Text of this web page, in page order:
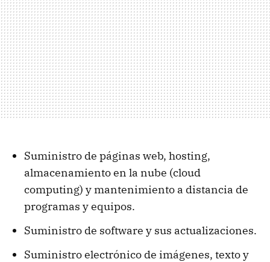
Suministro de páginas web, hosting,
almacenamiento en la nube (cloud
computing) y mantenimiento a distancia de
programas y equipos.
Suministro de software y sus actualizaciones.
Suministro electrónico de imágenes, texto y